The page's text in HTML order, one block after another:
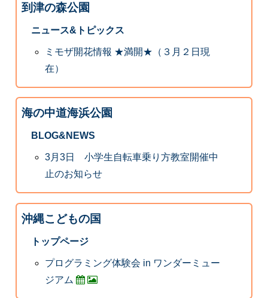
到津の森公園
ニュース&トピックス
ミモザ開花情報 ★満開★（３月２日現
在）
海の中道海浜公園
BLOG&NEWS
3月3日 小学生自転車乗り方教室開催中
止のお知らせ
沖縄こどもの国
トップページ
プログラミング体験会 in ワンダーミュー
ジアム